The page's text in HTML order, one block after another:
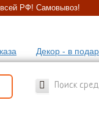
всей РФ! Самовывоз!
Декор - в